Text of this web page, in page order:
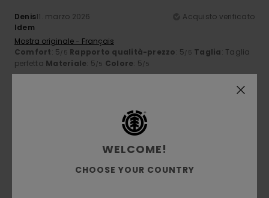
Denis11. marzo 2026
Acquisto verificato
Idem
Mostra originale - Français
Comfort: 5 /5 Rapporto qualità-prezzo: 5 /5 Taglia: Taglia
perfetta Materiale: 5 /5 Colore: 5 /5
Massima qualità
WELCOME!
CHOOSE YOUR COUNTRY